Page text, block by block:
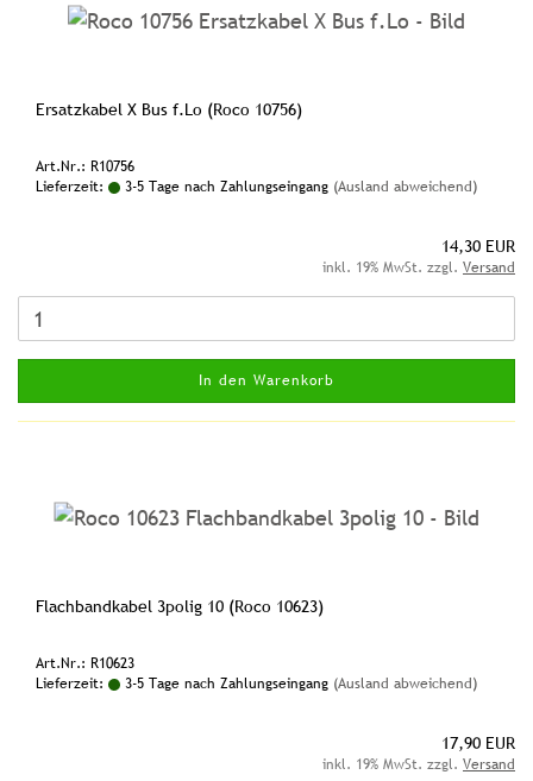
Ersatzkabel X Bus f.Lo (Roco 10756)
Art.Nr.: R10756
Lieferzeit:
3-5 Tage nach Zahlungseingang (Ausland abweichend)
14,30 EUR
inkl. 19% MwSt. zzgl. Versand
In den Warenkorb
Flachbandkabel 3polig 10 (Roco 10623)
Art.Nr.: R10623
Lieferzeit:
3-5 Tage nach Zahlungseingang (Ausland abweichend)
17,90 EUR
inkl. 19% MwSt. zzgl. Versand